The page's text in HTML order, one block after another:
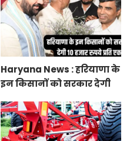
Haryana News : हरियाणा के
इन किसानों को सरकार देगी
सीएम सैनी की घोषणा